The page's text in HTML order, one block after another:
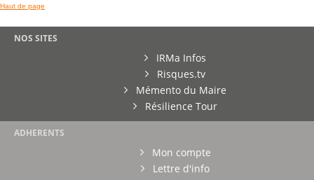
Haut de page
NOS SITES
IRMa Infos
Risques.tv
Mémento du Maire
Résilience Tour
ADHERENTS
Mon compte
Lettre d'info